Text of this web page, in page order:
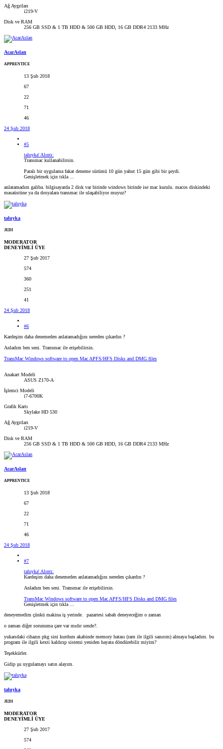
Ağ Aygıtları
i219-V
Disk ve RAM
256 GB SSD & 1 TB HDD & 500 GB HDD, 16 GB DDR4 2133 MHz
AcarAslan
APPRENTICE
13 Şub 2018
67
22
71
46
24 Şub 2018
#5
taluyka' Alıntı:
Transmac kullanabilirsin.
Paralı bir uygulama fakat deneme sürümü 10 gün yahut 15 gün gibi bir şeydi.
Genişletmek için tıkla ...
anlatamadım galiba. bilgisayarda 2 disk var birinde windows birinde ise mac kurulu. macos diskindeki
masaüstüne ya da dosyalara transmac ile ulaşabiliyor muyuz?
taluyka
JEDI
MODERATOR
DENEYİMLİ ÜYE
27 Şub 2017
574
360
251
41
24 Şub 2018
#6
Kardeşim daha denemeden anlatamadığını nereden çıkardın ?
Anladım ben seni. Transmac ile erişebilirsin.
TransMac Windows software to open Mac APFS/HFS Disks and DMG files
Anakart Modeli
ASUS Z170-A
İşlemci Modeli
i7-6700K
Grafik Kartı
Skylake HD 530
Ağ Aygıtları
i219-V
Disk ve RAM
256 GB SSD & 1 TB HDD & 500 GB HDD, 16 GB DDR4 2133 MHz
AcarAslan
APPRENTICE
13 Şub 2018
67
22
71
46
24 Şub 2018
#7
taluyka' Alıntı:
Kardeşim daha denemeden anlatamadığını nereden çıkardın ?
Anladım ben seni. Transmac ile erişebilirsin.
TransMac Windows software to open Mac APFS/HFS Disks and DMG files
Genişletmek için tıkla ...
deneyemedim çünkü makina iş yerinde.
pazartesi sabah deneyeceğim o zaman
o zaman diğer sorunuma çare var mıdır sende?.
yukarıdaki cihazın pkg sini kurdum akabinde memory hatası (ram ile ilgili sanırım) almaya başladım. bu
program ile ilgili kexti kaldırıp sistemi yeniden hayata döndürebilir miyim?
Teşekkürler.
Gidip şu uygulamayı satın alayım.
taluyka
JEDI
MODERATOR
DENEYİMLİ ÜYE
27 Şub 2017
574